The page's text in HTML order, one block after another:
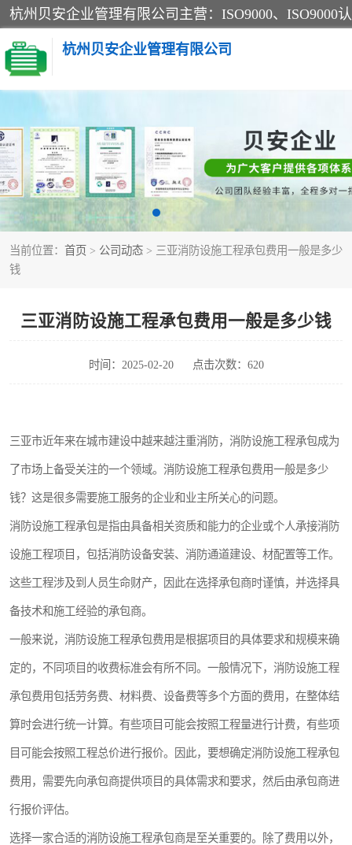
杭州贝安企业管理有限公司
当前位置： 首页 > 公司动态 > 三亚消防设施工程承包费用一般是多少
钱
三亚消防设施工程承包费用一般是多少钱
时间：2025-02-20 点击次数：620
三亚市近年来在城市建设中越来越注重消防，消防设施工程承包成为
了市场上备受关注的一个领域。消防设施工程承包费用一般是多少
钱？这是很多需要施工服务的企业和业主所关心的问题。
消防设施工程承包是指由具备相关资质和能力的企业或个人承接消防
设施工程项目，包括消防设备安装、消防通道建设、材配置等工作。
这些工程涉及到人员生命财产，因此在选择承包商时谨慎，并选择具
备技术和施工经验的承包商。
一般来说，消防设施工程承包费用是根据项目的具体要求和规模来确
定的，不同项目的收费标准会有所不同。一般情况下，消防设施工程
承包费用包括劳务费、材料费、设备费等多个方面的费用，在整体结
算时会进行统一计算。有些项目可能会按照工程量进行计费，有些项
目可能会按照工程总价进行报价。因此，要想确定消防设施工程承包
费用，需要先向承包商提供项目的具体需求和要求，然后由承包商进
行报价评估。
选择一家合适的消防设施工程承包商是至关重要的。除了费用以外，
CE认证
SA认证
OHSAS18001认证
45001认证